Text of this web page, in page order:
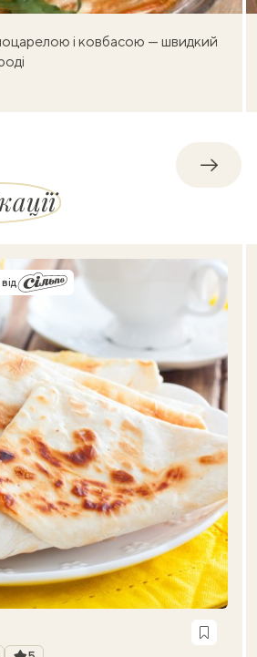
і ковбасою — швидкий